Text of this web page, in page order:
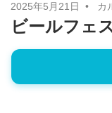
2025年5月21日 カ
ビールフェ